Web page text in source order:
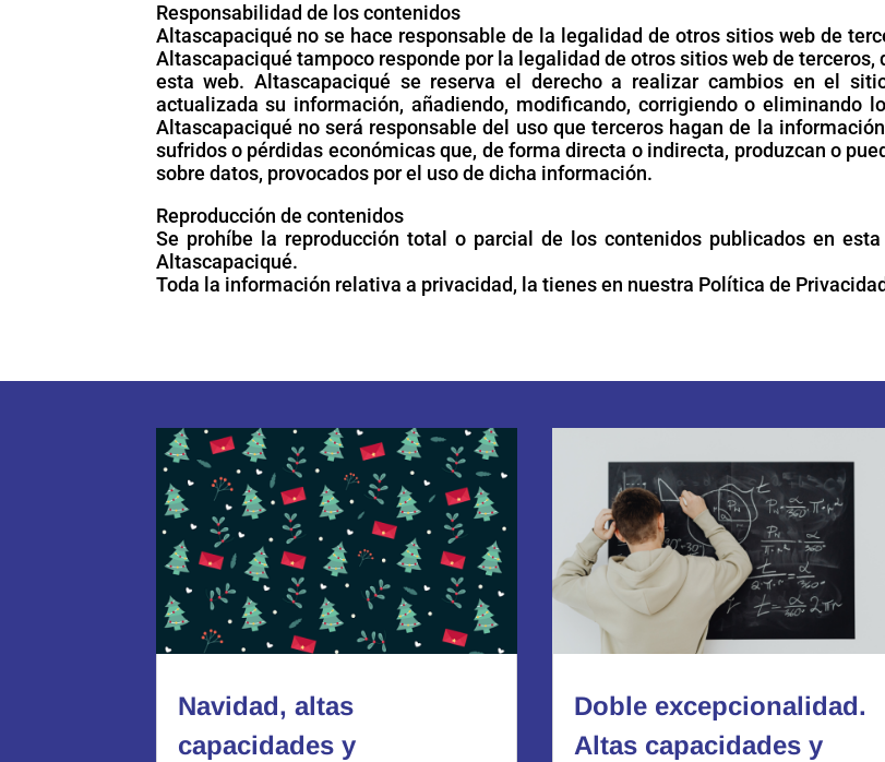
Responsabilidad de los contenidos
Altascapaciqué no se hace responsable de la legalidad de otros sitios web de
Altascapaciqué tampoco responde por la legalidad de otros sitios web de
esta web. Altascapaciqué se reserva el derecho a realizar cambios en el
actualizada su información, añadiendo, modificando, corrigiendo o eliminando
Altascapaciqué no será responsable del uso que terceros hagan de la
sufridos o pérdidas económicas que, de forma directa o indirecta, produzcan o
sobre datos, provocados por el uso de dicha información.
Reproducción de contenidos
Se prohíbe la reproducción total o parcial de los contenidos publicados en
Altascapaciqué.
Toda la información relativa a privacidad, la tienes en nuestra Política de
Navidad, altas
capacidades y
Doble excepcionalidad.
Altas capacidades y